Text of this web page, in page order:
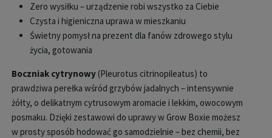
Zero wysiłku – urządzenie robi wszystko za Ciebie
Czysta i higieniczna uprawa w mieszkaniu
Świetny pomysł na prezent dla fanów zdrowego stylu
życia, gotowania
Boczniak cytrynowy(Pleurotus citrinopileatus) to
prawdziwa perełka wśród grzybów jadalnych – intensywnie
żółty, o delikatnym cytrusowym aromacie i lekkim, owocowym
posmaku. Dzięki zestawowi do uprawy w Grow Boxie możesz
w prosty sposób hodować go samodzielnie – bez chemii, bez